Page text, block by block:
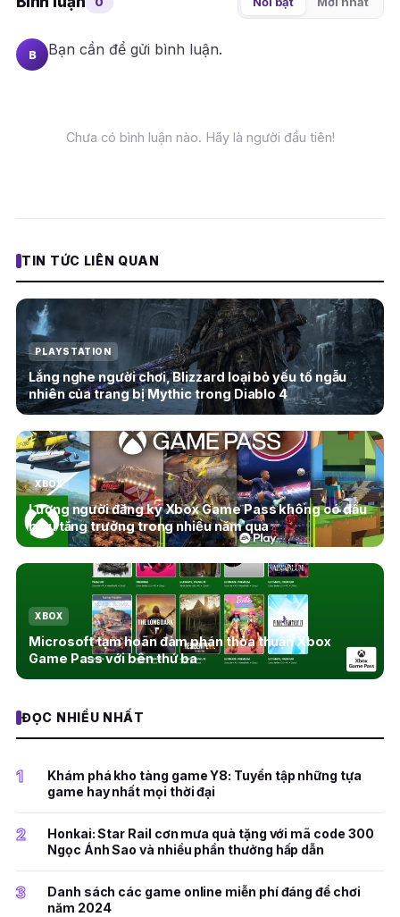
B Bạn cần để gửi bình luận.
Chưa có bình luận nào. Hãy là người đầu tiên!
TIN TỨC LIÊN QUAN
PLAYSTATION
Lắng nghe người chơi, Blizzard loại bỏ yếu tố ngẫu
nhiên của trang bị Mythic trong Diablo 4
XBOX
Lượng người đăng ký Xbox Game Pass không có dấu
hiệu tăng trưởng trong nhiều năm qua
XBOX
Microsoft tạm hoãn đàm phán thỏa thuận Xbox
Game Pass với bên thứ ba
ĐỌC NHIỀU NHẤT
1
Khám phá kho tàng game Y8: Tuyển tập những tựa
game hay nhất mọi thời đại
2
Honkai: Star Rail cơn mưa quà tặng với mã code 300
Ngọc Ánh Sao và nhiều phần thưởng hấp dẫn
3
Danh sách các game online miễn phí đáng để chơi
năm 2024